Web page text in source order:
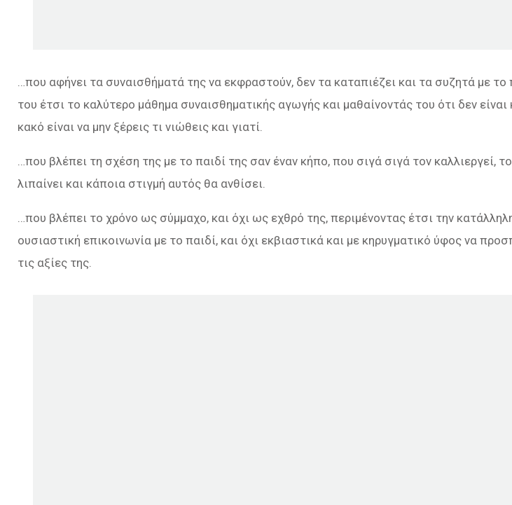
…που αφήνει τα συναισθήματά της να εκφραστούν, δεν τα καταπιέζει και τα συζητά με το
του έτσι το καλύτερο μάθημα συναισθηματικής αγωγής και μαθαίνοντάς του ότι δεν
κακό είναι να μην ξέρεις τι νιώθεις και γιατί.
…που βλέπει τη σχέση της με το παιδί της σαν έναν κήπο, που σιγά σιγά τον καλλιεργεί,
λιπαίνει και κάποια στιγμή αυτός θα ανθίσει.
…που βλέπει το χρόνο ως σύμμαχο, και όχι ως εχθρό της, περιμένοντας έτσι την
ουσιαστική επικοινωνία με το παιδί, και όχι εκβιαστικά και με κηρυγματικό ύφος να
τις αξίες της.